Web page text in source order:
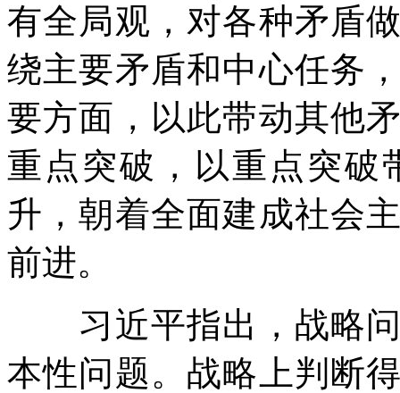
有全局观，对各种矛盾
绕主要矛盾和中心任务
要方面，以此带动其他
重点突破，以重点突破
升，朝着全面建成社会
前进。
习近平指出，战略问
本性问题。战略上判断